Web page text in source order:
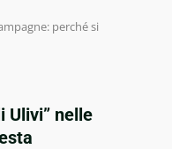
perché si
Ulivi” nelle